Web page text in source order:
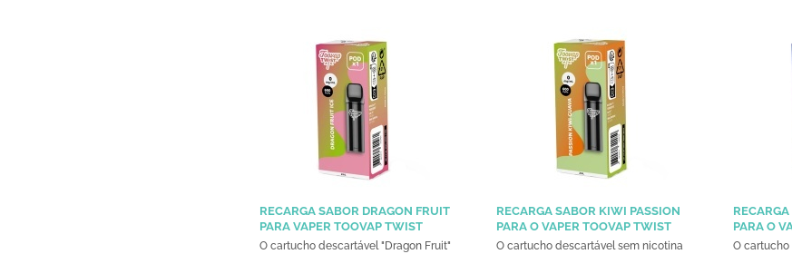
RECARGA SABOR DRAGON FRUIT
PARA VAPER TOOVAP TWIST
O cartucho descartável "Dragon Fruit"
RECARGA SABOR KIWI PASSION
PARA O VAPER TOOVAP TWIST
O cartucho descartável sem nicotina
PARA O
O cartucho